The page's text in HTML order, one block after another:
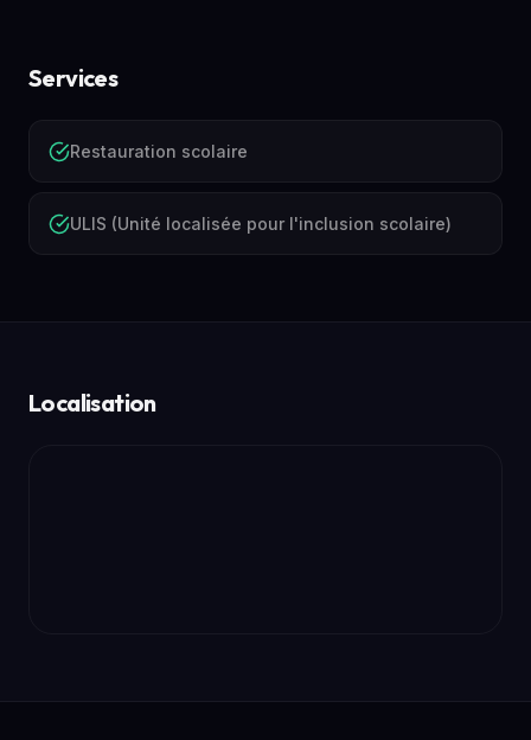
Services
Restauration scolaire
ULIS (Unité localisée pour l'inclusion scolaire)
Localisation